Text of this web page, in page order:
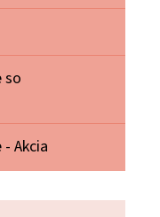
so
Akcia